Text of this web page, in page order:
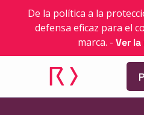
De la política a la
defensa eficaz para el
marca. - Ver